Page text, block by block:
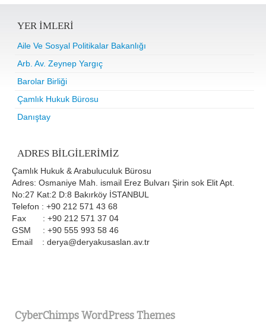
YER IMLERI
Aile Ve Sosyal Politikalar Bakanlığı
Arb. Av. Zeynep Yargıç
Barolar Birliği
Çamlık Hukuk Bürosu
Danıştay
ADRES BILGILERIMIZ
Çamlık Hukuk & Arabuluculuk Bürosu
Adres: Osmaniye Mah. ismail Erez Bulvarı Şirin sok Elit Apt.
No:27 Kat:2 D:8 Bakırköy İSTANBUL
Telefon : +90 212 571 43 68
Fax : +90 212 571 37 04
GSM : +90 555 993 58 46
Email : derya@deryakusaslan.av.tr
CyberChimps WordPress Themes